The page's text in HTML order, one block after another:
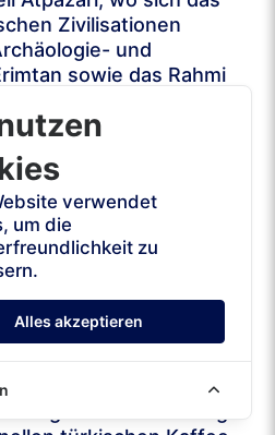
Zivilisationen
und
sowie das Rahmi
Erimtan-Museum zeigt
aus der
sich
griechische und
M. Koc Museum ein
und
seltenen Objekten,
Wenn Sie vor der
ein
wünschen, bietet das
fantastische
und hochwertige
verwendet
um die
zu
Alles akzeptieren